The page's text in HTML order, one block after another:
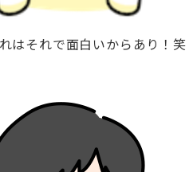
はそれで面白いからあり！笑